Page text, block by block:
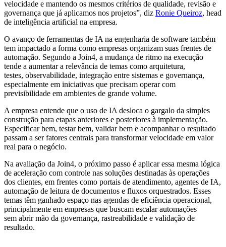
velocidade e mantendo os mesmos critérios de qualidade, revisão e
governança que já aplicamos nos projetos”, diz Ronie Queiroz, head
de inteligência artificial na empresa.
O avanço de ferramentas de IA na engenharia de software também
tem impactado a forma como empresas organizam suas frentes de
automação. Segundo a Join4, a mudança de ritmo na execução
tende a aumentar a relevância de temas como arquitetura,
testes, observabilidade, integração entre sistemas e governança,
especialmente em iniciativas que precisam operar com
previsibilidade em ambientes de grande volume.
A empresa entende que o uso de IA desloca o gargalo da simples
construção para etapas anteriores e posteriores à implementação.
Especificar bem, testar bem, validar bem e acompanhar o resultado
passam a ser fatores centrais para transformar velocidade em valor
real para o negócio.
Na avaliação da Join4, o próximo passo é aplicar essa mesma lógica
de aceleração com controle nas soluções destinadas às operações
dos clientes, em frentes como portais de atendimento, agentes de IA,
automação de leitura de documentos e fluxos orquestrados. Esses
temas têm ganhado espaço nas agendas de eficiência operacional,
principalmente em empresas que buscam escalar automações
sem abrir mão da governança, rastreabilidade e validação de
resultado.